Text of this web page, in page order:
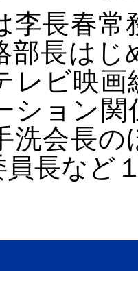
李長春
部長は
レビ映画
ション
洗会長の
長など